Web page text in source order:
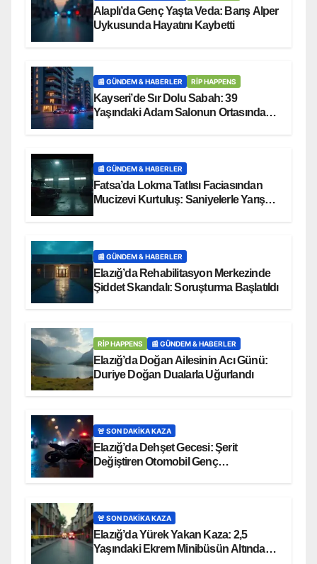
Alaplı’da Genç Yaşta Veda: Barış Alper
Uykusunda Hayatını Kaybetti
📰 GÜNDEM & HABERLER RİP HAPPENS
Kayseri’de Sır Dolu Sabah: 39
Yaşındaki Adam Salonun Ortasında
📰 GÜNDEM & HABERLER
Fatsa’da Lokma Tatlısı Faciasından
Mucizevi Kurtuluş: Saniyelerle Yarışan
📰 GÜNDEM & HABERLER
Elazığ’da Rehabilitasyon Merkezinde
Şiddet Skandalı: Soruşturma Başlatıldı
RİP HAPPENS 📰 GÜNDEM & HABERLER
Elazığ’da Doğan Ailesinin Acı Günü:
Duriye Doğan Dualarla Uğurlandı
🚨 SON DAKİKA KAZA
Elazığ’da Dehşet Gecesi: Şerit
Değiştiren Otomobil Genç
🚨 SON DAKİKA KAZA
Elazığ’da Yürek Yakan Kaza: 2,5
Yaşındaki Ekrem Minibüsün Altında